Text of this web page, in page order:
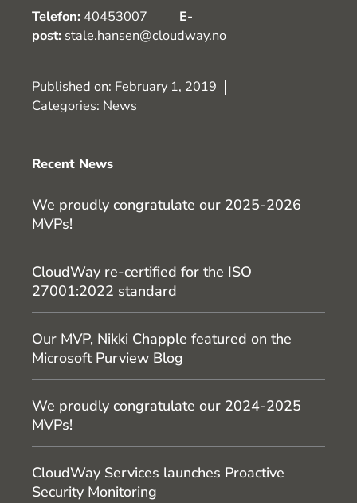
Telefon: 40453007 E-
post: stale.hansen@cloudway.no
Published on: February 1, 2019
Categories: News
Recent News
We proudly congratulate our 2025-2026
MVPs!
CloudWay re-certified for the ISO
27001:2022 standard
Our MVP, Nikki Chapple featured on the
Microsoft Purview Blog
We proudly congratulate our 2024-2025
MVPs!
CloudWay Services launches Proactive
Security Monitoring